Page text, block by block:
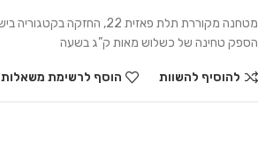
מטחנה מקוררת תלת פאזית 22, החזקה בקטגוריה בישראל, 1.5 כח סוס,
הספק טחינה של כשלוש מאות ק”ג בשעה
להוסיף להשוות הוסף לרשימת משאלות